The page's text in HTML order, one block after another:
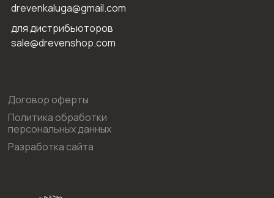
Политика обработки
персональных данных
Договор оферты
Разработка сайта
для дистрибьюторов
sale@drevenshop.com
drevenkaluga@gmail.com